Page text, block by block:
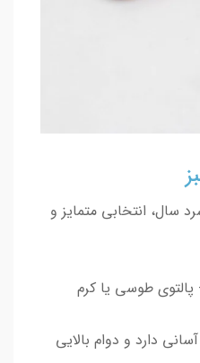
سال، انتخابی متمایز و
طوسی یا کرم
دارد و دوام بالایی